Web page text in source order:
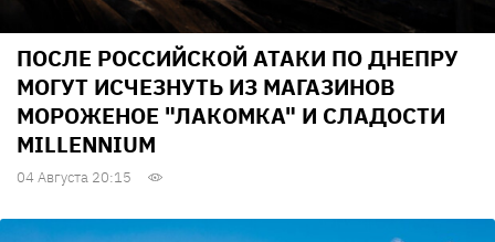
ПОСЛЕ РОССИЙСКОЙ АТАКИ ПО ДНЕПРУ
МОГУТ ИСЧЕЗНУТЬ ИЗ МАГАЗИНОВ
МОРОЖЕНОЕ "ЛАКОМКА" И СЛАДОСТИ
MILLENNIUM
04 Августа 20:15